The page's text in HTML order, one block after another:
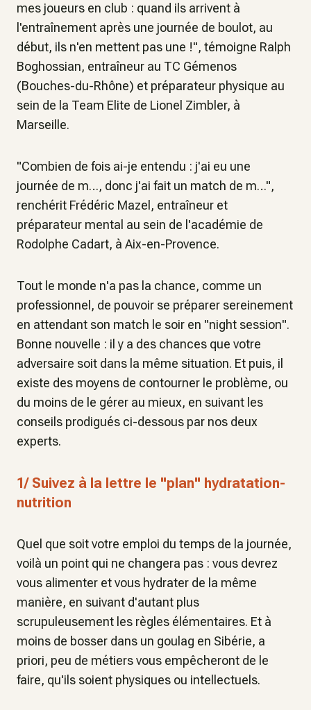
mes joueurs en club : quand ils arrivent à
l'entraînement après une journée de boulot, au
début, ils n'en mettent pas une !", témoigne Ralph
Boghossian, entraîneur au TC Gémenos
(Bouches-du-Rhône) et préparateur physique au
sein de la Team Elite de Lionel Zimbler, à
Marseille.
"Combien de fois ai-je entendu : j'ai eu une
journée de m…, donc j'ai fait un match de m…",
renchérit Frédéric Mazel, entraîneur et
préparateur mental au sein de l'académie de
Rodolphe Cadart, à Aix-en-Provence.
Tout le monde n'a pas la chance, comme un
professionnel, de pouvoir se préparer sereinement
en attendant son match le soir en "night session".
Bonne nouvelle : il y a des chances que votre
adversaire soit dans la même situation. Et puis, il
existe des moyens de contourner le problème, ou
du moins de le gérer au mieux, en suivant les
conseils prodigués ci-dessous par nos deux
experts.
1/ Suivez à la lettre le "plan" hydratation-
nutrition
Quel que soit votre emploi du temps de la journée,
voilà un point qui ne changera pas : vous devrez
vous alimenter et vous hydrater de la même
manière, en suivant d'autant plus
scrupuleusement les règles élémentaires. Et à
moins de bosser dans un goulag en Sibérie, a
priori, peu de métiers vous empêcheront de le
faire, qu'ils soient physiques ou intellectuels.